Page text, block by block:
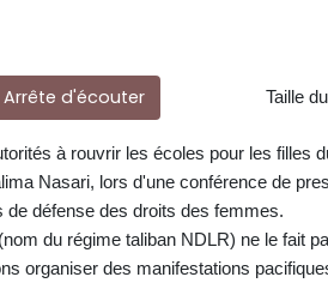
Arrête d'écouter Taille
à rouvrir les écoles pour les filles
Nasari, lors d'une conférence de
de défense des droits des femmes.
du régime taliban NDLR) ne le fait
organiser des manifestations